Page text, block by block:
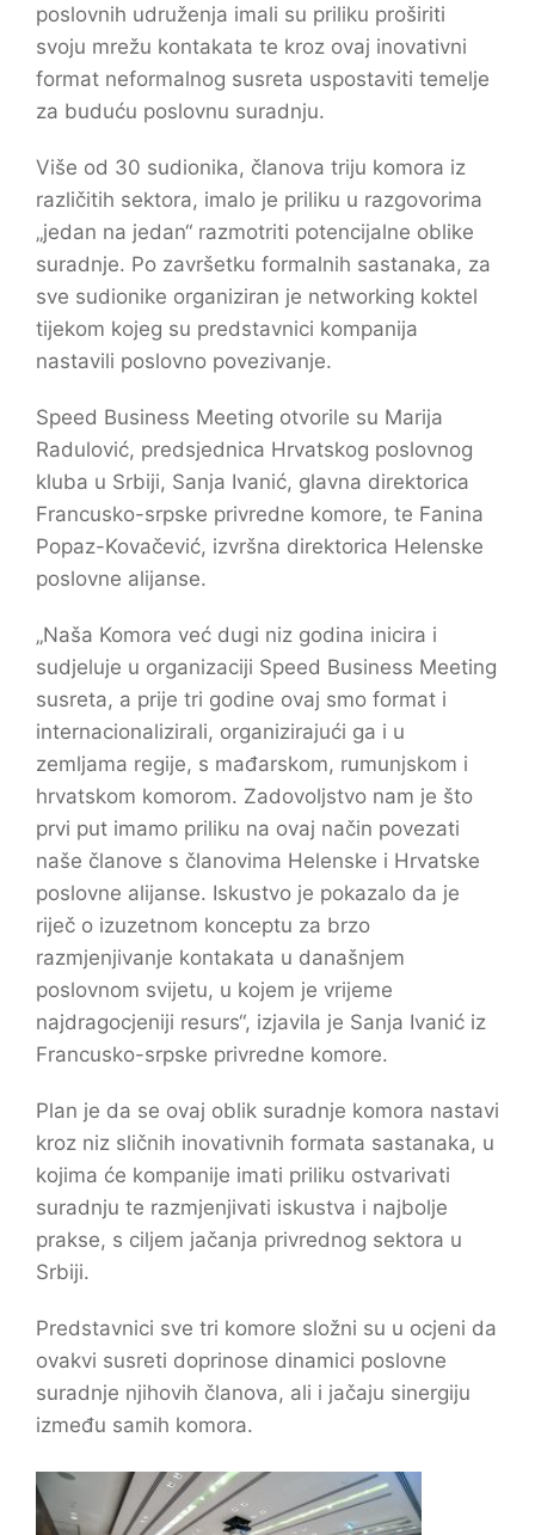
poslovnih udruženja imali su priliku proširiti
svoju mrežu kontakata te kroz ovaj inovativni
format neformalnog susreta uspostaviti temelje
za buduću poslovnu suradnju.
Više od 30 sudionika, članova triju komora iz
različitih sektora, imalo je priliku u razgovorima
„jedan na jedan“ razmotriti potencijalne oblike
suradnje. Po završetku formalnih sastanaka, za
sve sudionike organiziran je networking koktel
tijekom kojeg su predstavnici kompanija
nastavili poslovno povezivanje.
Speed Business Meeting otvorile su Marija
Radulović, predsjednica Hrvatskog poslovnog
kluba u Srbiji, Sanja Ivanić, glavna direktorica
Francusko-srpske privredne komore, te Fanina
Popaz-Kovačević, izvršna direktorica Helenske
poslovne alijanse.
„Naša Komora već dugi niz godina inicira i
sudjeluje u organizaciji Speed Business Meeting
susreta, a prije tri godine ovaj smo format i
internacionalizirali, organizirajući ga i u
zemljama regije, s mađarskom, rumunjskom i
hrvatskom komorom. Zadovoljstvo nam je što
prvi put imamo priliku na ovaj način povezati
naše članove s članovima Helenske i Hrvatske
poslovne alijanse. Iskustvo je pokazalo da je
riječ o izuzetnom konceptu za brzo
razmjenjivanje kontakata u današnjem
poslovnom svijetu, u kojem je vrijeme
najdragocjeniji resurs“, izjavila je Sanja Ivanić iz
Francusko-srpske privredne komore.
Plan je da se ovaj oblik suradnje komora nastavi
kroz niz sličnih inovativnih formata sastanaka, u
kojima će kompanije imati priliku ostvarivati
suradnju te razmjenjivati iskustva i najbolje
prakse, s ciljem jačanja privrednog sektora u
Srbiji.
Predstavnici sve tri komore složni su u ocjeni da
ovakvi susreti doprinose dinamici poslovne
suradnje njihovih članova, ali i jačaju sinergiju
između samih komora.